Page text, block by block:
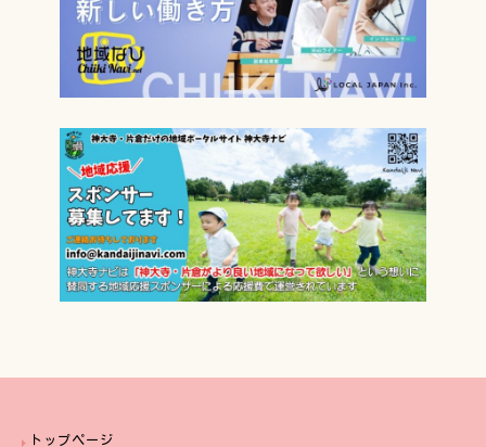
トップページ